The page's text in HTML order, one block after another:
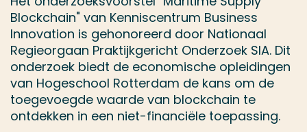
Blockchain" van Kenniscentrum Business
Innovation is gehonoreerd door Nationaal
Regieorgaan Praktijkgericht Onderzoek SIA. Dit
onderzoek biedt de economische opleidingen
van Hogeschool Rotterdam de kans om de
toegevoegde waarde van blockchain te
ontdekken in een niet-financiële toepassing.